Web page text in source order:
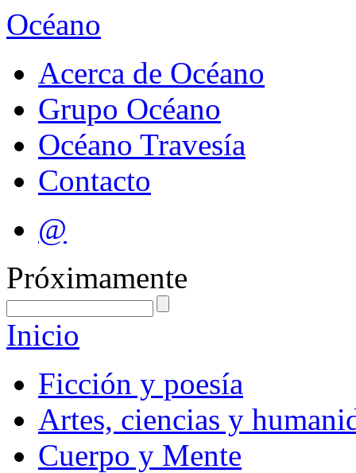
Océano
Acerca de Océano
Grupo Océano
Océano Travesía
Contacto
@
Próximamente
Inicio
Ficción y poesía
Artes, ciencias y
Cuerpo y Mente